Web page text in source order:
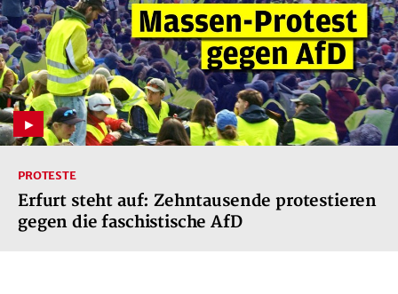
PROTESTE
Erfurt steht auf: Zehntausende protestieren
gegen die faschistische AfD